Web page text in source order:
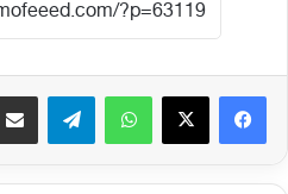
فيسبوك‫X واتساب تيلقرام